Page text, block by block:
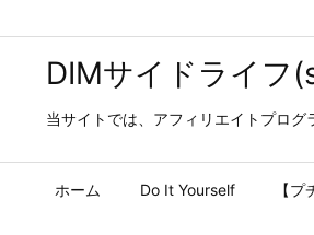
DIMサイドライフ
当サイトでは、アフィリエイトプログ
ホーム Do It Yourself 【